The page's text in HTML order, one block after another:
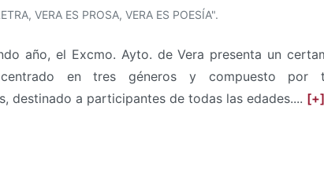
VERA ES PROSA, VERA ES POESÍA".
año, el Excmo. Ayto. de Vera presenta un
en tres géneros y compuesto por
destinado a participantes de todas las edades.... [+]